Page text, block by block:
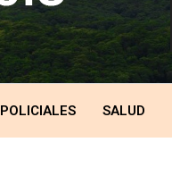
POLICIALES SALUD